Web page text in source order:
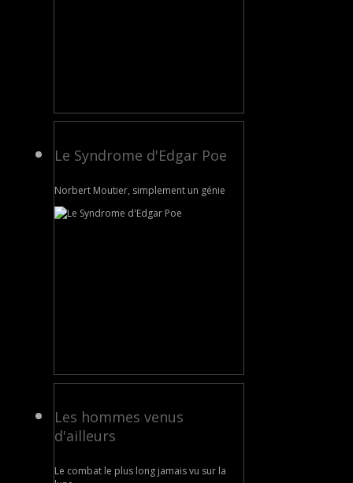
Le Syndrome d'Edgar Poe
Norbert Moutier, simplement un génie
Les hommes venus
d'ailleurs
Le combat le plus long jamais vu sur la